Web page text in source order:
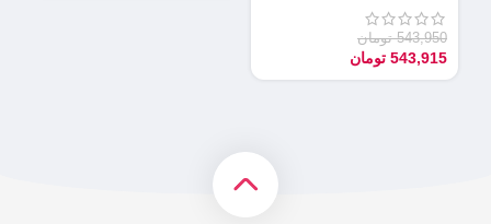
543,950 تومان
543,915 تومان